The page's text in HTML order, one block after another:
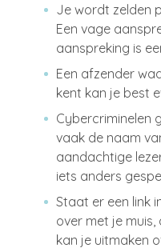
Je wordt zelden
Een vage
aanspreking is
Een afzender
kent kan je best
Cybercriminelen
vaak de naam
aandachtige
iets anders
Staat er een link
over met je muis,
kan je uitmaken